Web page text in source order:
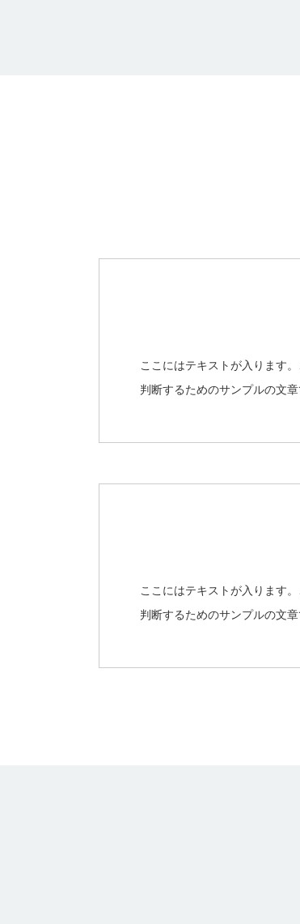
ここにはテキストが入ります
判断するためのサンプルの文
ここにはテキストが入ります
判断するためのサンプルの文